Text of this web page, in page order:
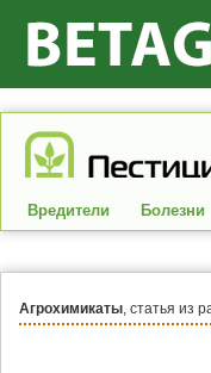
Вредители Болезни
Агрохимикаты, статья из